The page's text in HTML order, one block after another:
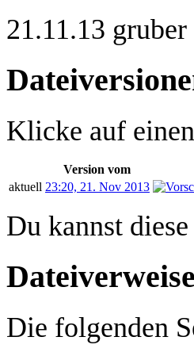
21.11.13 gruber
Klicke auf
Version vom
aktuell 23:20, 21. Nov 2013
Du kannst
Dateiverweise
Die folgenden